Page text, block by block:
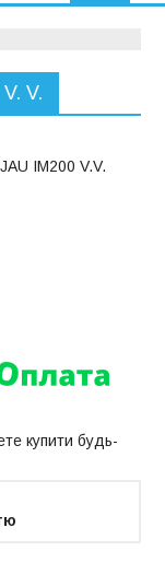
V.
JAU IM200 V.V.
купити будь-